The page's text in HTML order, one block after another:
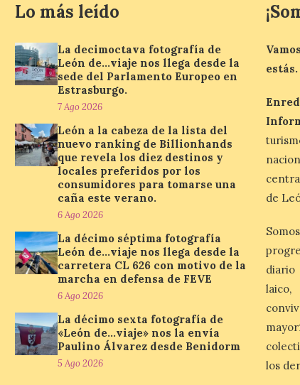
Lo más leído
La decimoctava fotografía de
León de…viaje nos llega desde la
sede del Parlamento Europeo en
Estrasburgo.
7 Ago 2026
León a la cabeza de la lista del
nuevo ranking de Billionhands
que revela los diez destinos y
locales preferidos por los
consumidores para tomarse una
caña este verano.
6 Ago 2026
La décimo séptima fotografía
León de…viaje nos llega desde la
carretera CL 626 con motivo de la
marcha en defensa de FEVE
6 Ago 2026
La décimo sexta fotografía de
«León de…viaje» nos la envía
Paulino Álvarez desde Benidorm
5 Ago 2026
estás.
de
diario
los